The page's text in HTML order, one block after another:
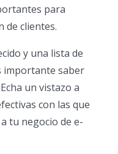
para
de clientes.
y una lista de
importante saber
un vistazo a
con las que
tu negocio de e-